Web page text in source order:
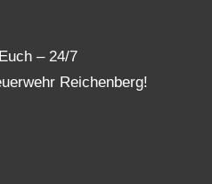
– 24/7
Reichenberg!